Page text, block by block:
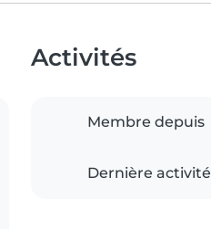
Activités
Membre depuis
Dernière activité